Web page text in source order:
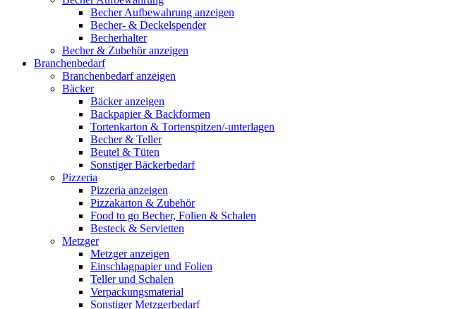
Becher Aufbewahrung anzeigen
Becher- & Deckelspender
Becherhalter
Becher & Zubehör anzeigen
Branchenbedarf
Branchenbedarf anzeigen
Bäcker
Bäcker anzeigen
Backpapier & Backformen
Tortenkarton & Tortenspitzen/-unterlagen
Becher & Teller
Beutel & Tüten
Sonstiger Bäckerbedarf
Pizzeria
Pizzeria anzeigen
Pizzakarton & Zubehör
Food to go Becher, Folien & Schalen
Besteck & Servietten
Metzger
Metzger anzeigen
Einschlagpapier und Folien
Teller und Schalen
Verpackungsmaterial
Sonstiger Metzgerbedarf